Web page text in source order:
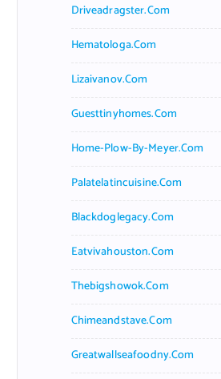
Driveadragster.com
Hematologa.com
Lizaivanov.com
Guesttinyhomes.com
Home-Plow-By-Meyer.com
Palatelatincuisine.com
Blackdoglegacy.com
Eatvivahouston.com
Thebigshowok.com
Chimeandstave.com
Greatwallseafoodny.com